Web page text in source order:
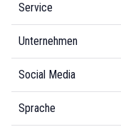
Service
Unternehmen
Social Media
Sprache